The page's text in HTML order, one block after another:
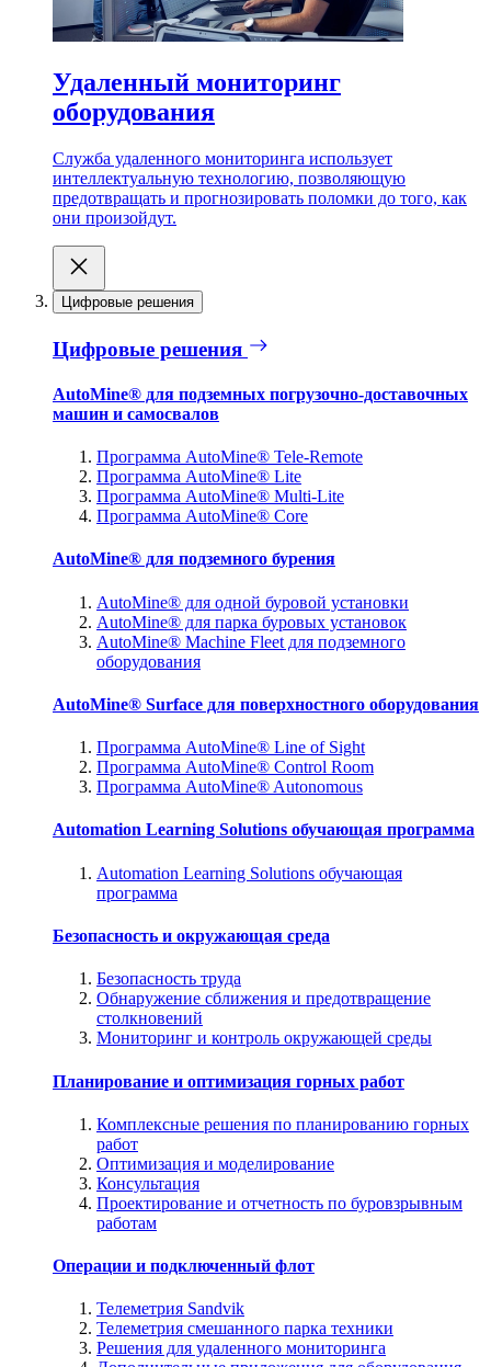
Удаленный мониторинг
оборудования
Служба удаленного мониторинга использует
интеллектуальную технологию, позволяющую
предотвращать и прогнозировать поломки до того, как
они произойдут.
Цифровые решения
Цифровые решения
AutoMine® для подземных погрузочно-доставочных
машин и самосвалов
Программа AutoMine® Tele-Remote
Программа AutoMine® Lite
Программа AutoMine® Multi-Lite
Программа AutoMine® Core
AutoMine® для подземного бурения
AutoMine® для одной буровой установки
AutoMine® для парка буровых установок
AutoMine® Machine Fleet для подземного
оборудования
AutoMine® Surface для поверхностного оборудования
Программа AutoMine® Line of Sight
Программа AutoMine® Control Room
Программа AutoMine® Autonomous
Automation Learning Solutions обучающая программа
Automation Learning Solutions обучающая
программа
Безопасность и окружающая среда
Безопасность труда
Обнаружение сближения и предотвращение
столкновений
Мониторинг и контроль окружающей среды
Планирование и оптимизация горных работ
Комплексные решения по планированию горных
работ
Оптимизация и моделирование
Консультация
Проектирование и отчетность по буровзрывным
работам
Операции и подключенный флот
Телеметрия Sandvik
Телеметрия смешанного парка техники
Решения для удаленного мониторинга